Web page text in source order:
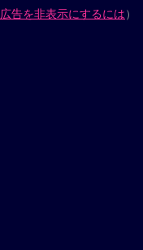
広告を非表示にするには）